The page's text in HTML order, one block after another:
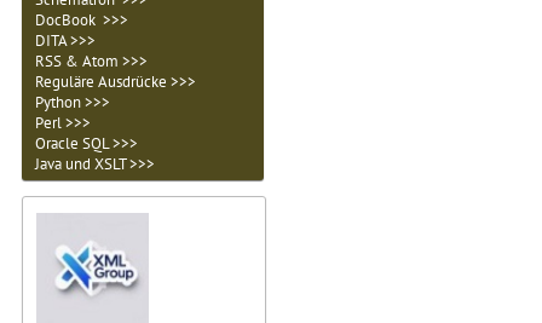
DocBook >>>
DITA >>>
RSS & Atom >>>
Reguläre Ausdrücke >>>
Python >>>
Perl >>>
Oracle SQL >>>
Java und XSLT >>>